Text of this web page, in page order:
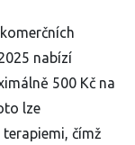
nabízí
500 Kč na
lze
čímž